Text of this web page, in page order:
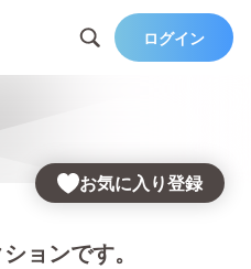
ログイン
お気に入り登録
ョンです。